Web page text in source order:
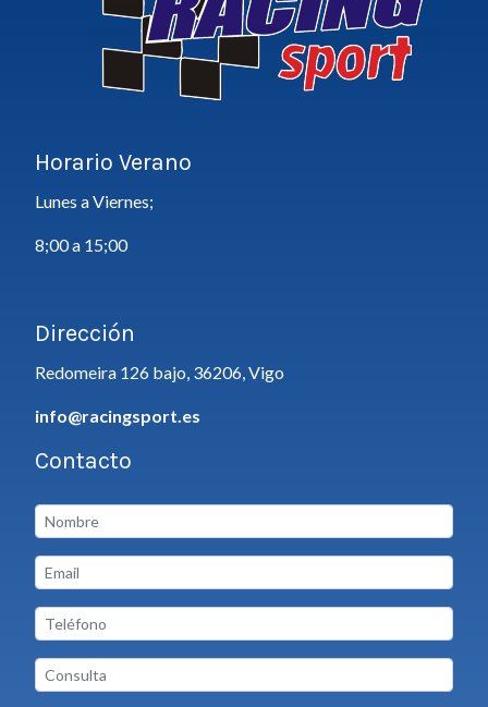
Horario Verano
Lunes a Viernes;
8;00 a 15;00
Dirección
Redomeira 126 bajo, 36206, Vigo
info@racingsport.es
Contacto